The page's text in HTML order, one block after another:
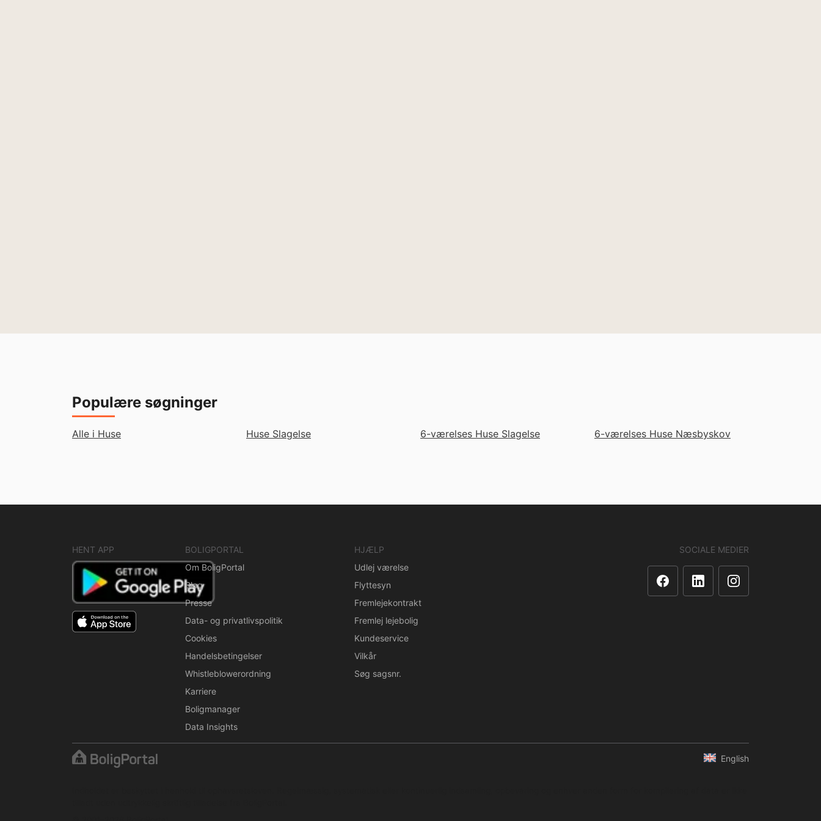
Populære søgninger
Alle i Huse Huse Slagelse 6-værelses Huse Slagelse 6-værelses Huse Næsbyskov
HENT APP
BOLIGPORTAL
Om BoligPortal
Blog
Presse
Data- og privatlivspolitik
Cookies
Handelsbetingelser
Whistleblowerordning
Karriere
Boligmanager
Data Insights
HJÆLP
Udlej værelse
Flyttesyn
Fremlejekontrakt
Fremlej lejebolig
Kundeservice
Vilkår
Søg sagsnr.
SOCIALE MEDIER
English